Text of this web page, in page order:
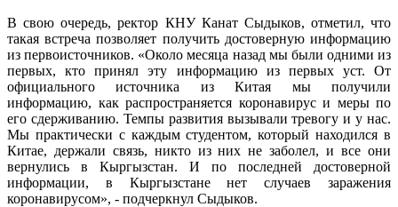
В свою очередь, ректор КНУ Канат Сыдыков, отметил, что
такая встреча позволяет получить достоверную информацию
из первоисточников. «Около месяца назад мы были одними из
первых, кто принял эту информацию из первых уст. От
официального источника из Китая мы получили
информацию, как распространяется коронавирус и меры по
его сдерживанию. Темпы развития вызывали тревогу и у нас.
Мы практически с каждым студентом, который находился в
Китае, держали связь, никто из них не заболел, и все они
вернулись в Кыргызстан. И по последней достоверной
информации, в Кыргызстане нет случаев заражения
коронавирусом», - подчеркнул Сыдыков.